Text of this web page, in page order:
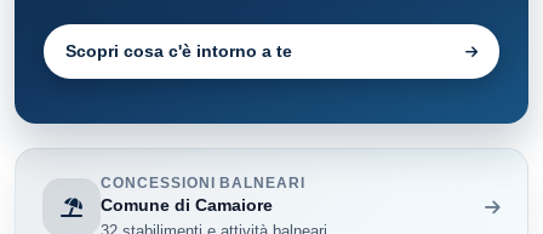
Scopri cosa c'è intorno a te
CONCESSIONI BALNEARI
Comune di Camaiore